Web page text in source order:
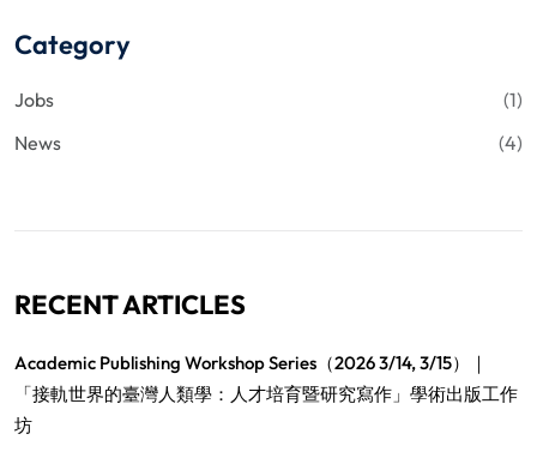
Category
Jobs
(1)
News
(4)
RECENT ARTICLES
Academic Publishing Workshop Series（2026 3/14, 3/15）｜
「接軌世界的臺灣人類學：人才培育暨研究寫作」學術出版工作
坊